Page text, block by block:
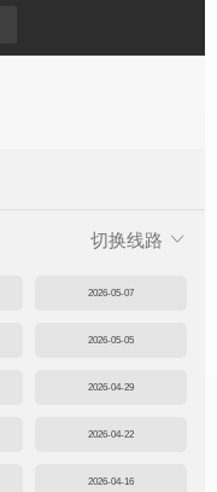
切换线路
2026-05-07
2026-05-05
2026-04-29
2026-04-22
2026-04-16